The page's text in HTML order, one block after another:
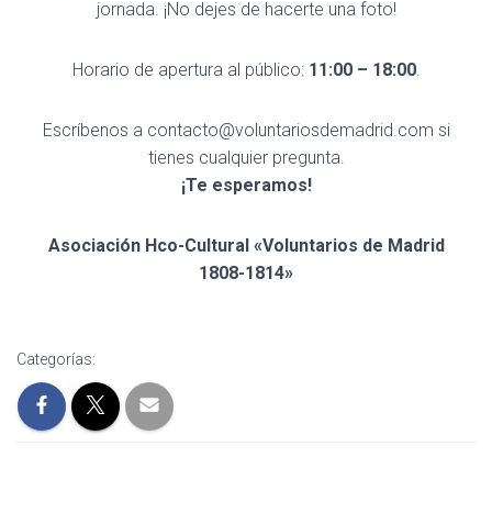
jornada. ¡No dejes de hacerte una foto!
Horario de apertura al público: 11:00 – 18:00.
Escríbenos a contacto@voluntariosdemadrid.com si
tienes cualquier pregunta.
¡Te esperamos!
Asociación Hco-Cultural «Voluntarios de Madrid
1808-1814»
Categorías: